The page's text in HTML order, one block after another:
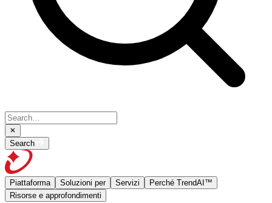
Search
Piattaforma Soluzioni per Servizi
Perché TrendAI™
Risorse e approfondimenti